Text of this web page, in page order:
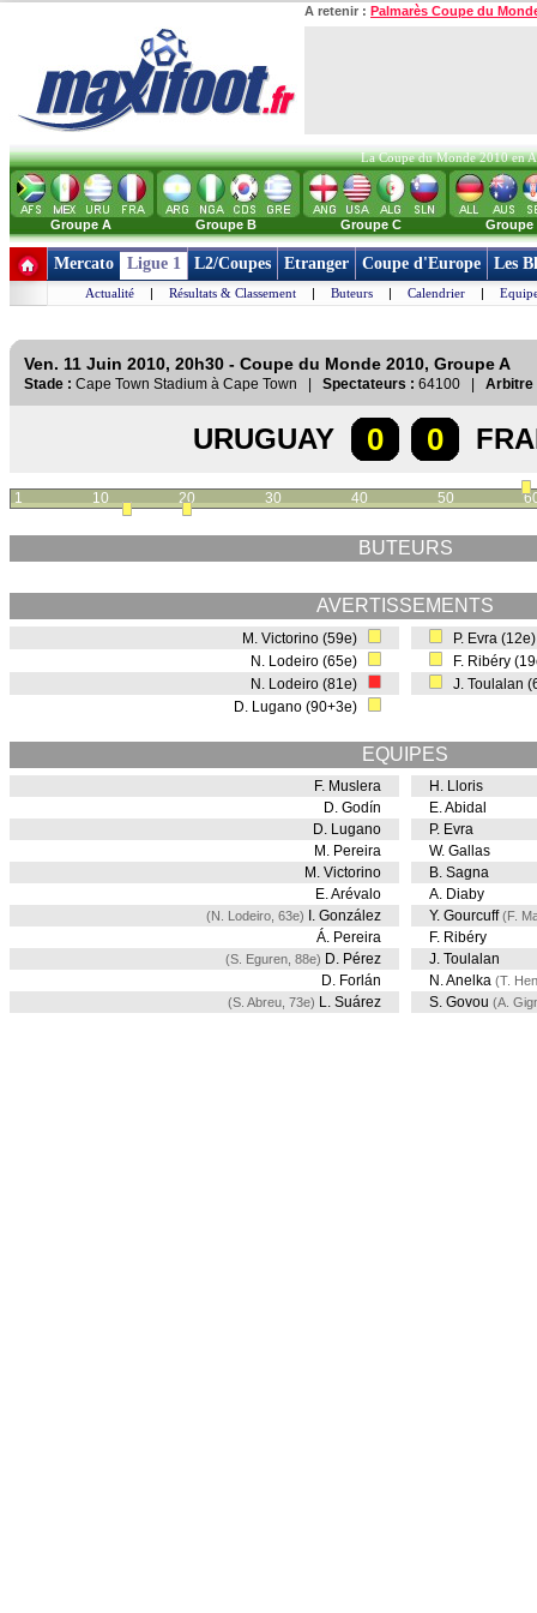
A retenir : Palmarès Coupe du
La Coupe du Monde 2010 en
Groupe A Groupe B Groupe C Groupe
Mercato Ligue 1 L2/Coupes Etranger Coupe d'Europe Les
Actualité | Résultats & Classement | Buteurs | Calendrier |
Ven. 11 Juin 2010, 20h30 - Coupe du Monde 2010, Groupe A
Stade : Cape Town Stadium à Cape Town | Spectateurs : 64100 | Arbitre
URUGUAY 0 0
1 10 20 30 40 50
BUTEURS
AVERTISSEMENTS
M. Victorino (59e)
N. Lodeiro (65e)
N. Lodeiro (81e)
D. Lugano (90+3e)
P. Evra
F. Ribéry
J. Toulalan
EQUIPES
F. Muslera
D. Godín
D. Lugano
M. Pereira
M. Victorino
E. Arévalo
(N. Lodeiro, 63e)
I. González
Á. Pereira
(S. Eguren, 88e) D. Pérez
D. Forlán
(S. Abreu, 73e) L. Suárez
H. Lloris
E. Abidal
P. Evra
W. Gallas
B. Sagna
A. Diaby
Y. Gourcuff(F.
F. Ribéry
J. Toulalan
N. Anelka (T.
S. Govou (A.